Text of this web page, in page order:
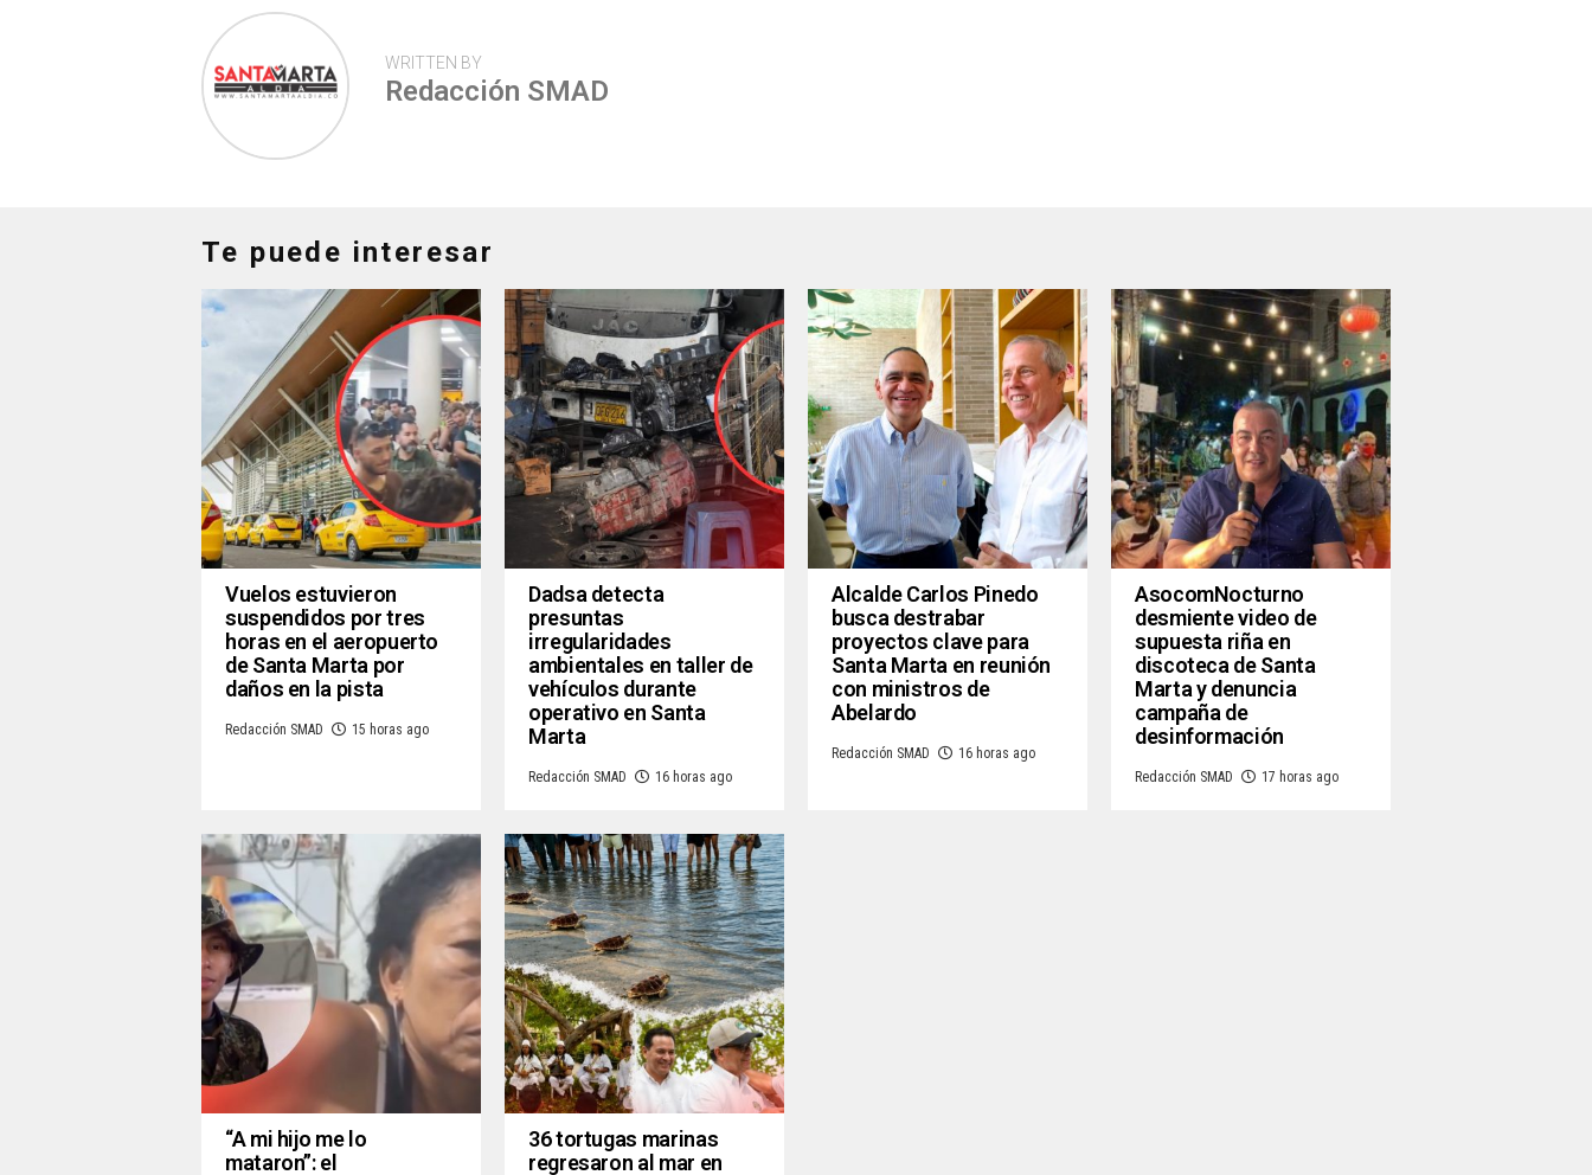
WRITTEN BY
Redacción SMAD
Te puede interesar
Vuelos estuvieron
suspendidos por tres
horas en el aeropuerto
de Santa Marta por
daños en la pista
Redacción SMAD 15 horas ago
Dadsa detecta
presuntas
irregularidades
ambientales en taller de
vehículos durante
operativo en Santa
Marta
Redacción SMAD 16 horas ago
Alcalde Carlos Pinedo
busca destrabar
proyectos clave para
Santa Marta en reunión
con ministros de
Abelardo
Redacción SMAD 16 horas ago
AsocomNocturno
desmiente video de
supuesta riña en
discoteca de Santa
Marta y denuncia
campaña de
desinformación
Redacción SMAD 17 horas ago
“A mi hijo me lo
mataron”: el
36 tortugas marinas
regresaron al mar en